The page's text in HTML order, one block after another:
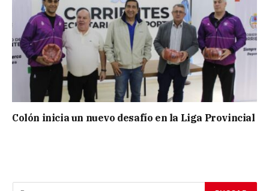
Colón inicia un nuevo desafío en la Liga Provincial